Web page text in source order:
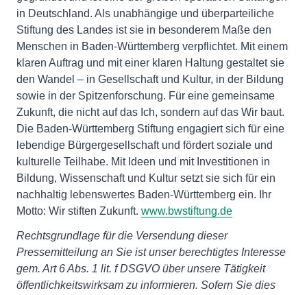
in Deutschland. Als unabhängige und überparteiliche
Stiftung des Landes ist sie in besonderem Maße den
Menschen in Baden-Württemberg verpflichtet. Mit einem
klaren Auftrag und mit einer klaren Haltung gestaltet sie
den Wandel – in Gesellschaft und Kultur, in der Bildung
sowie in der Spitzenforschung. Für eine gemeinsame
Zukunft, die nicht auf das Ich, sondern auf das Wir baut.
Die Baden-Württemberg Stiftung engagiert sich für eine
lebendige Bürgergesellschaft und fördert soziale und
kulturelle Teilhabe. Mit Ideen und mit Investitionen in
Bildung, Wissenschaft und Kultur setzt sie sich für ein
nachhaltig lebenswertes Baden-Württemberg ein. Ihr
Motto: Wir stiften Zukunft. www.bwstiftung.de
Rechtsgrundlage für die Versendung dieser
Pressemitteilung an Sie ist unser berechtigtes Interesse
gem. Art 6 Abs. 1 lit. f DSGVO über unsere Tätigkeit
öffentlichkeitswirksam zu informieren. Sofern Sie dies